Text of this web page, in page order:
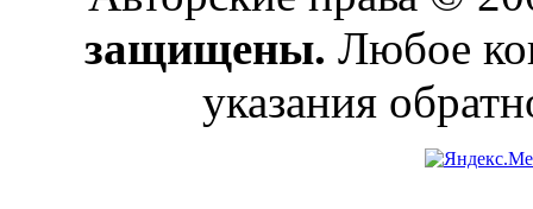
защищены. Любое
указания